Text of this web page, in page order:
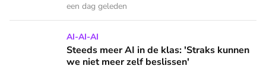
een dag geleden
Steeds meer AI in de klas: 'Straks kunnen we niet meer
AI-AI-AI
Steeds meer AI in de klas: 'Straks kunnen
we niet meer zelf beslissen'